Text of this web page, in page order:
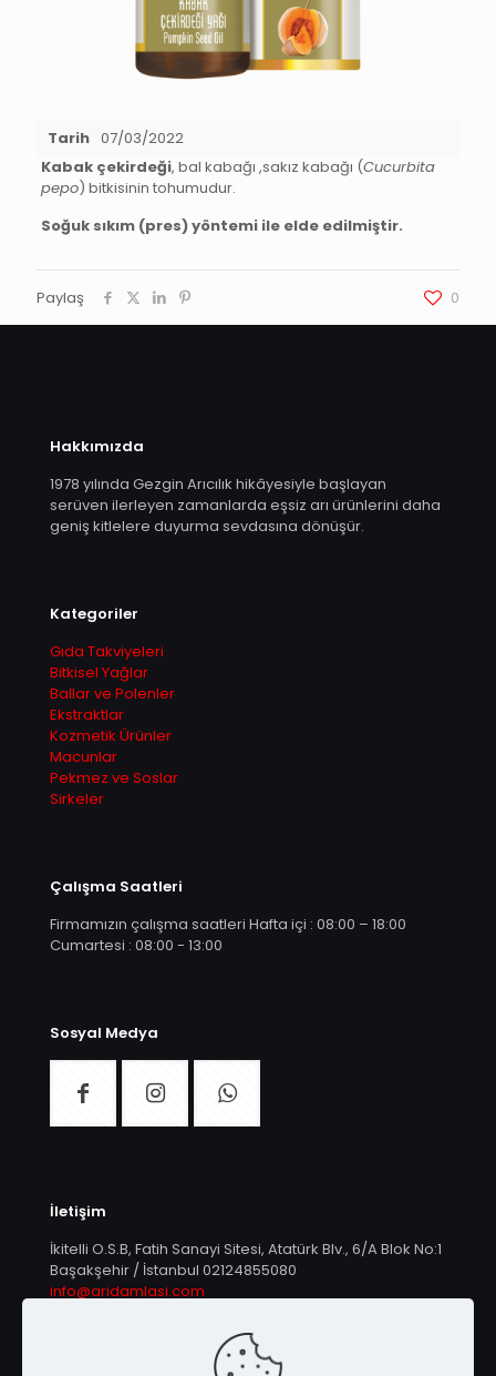
Tarih 07/03/2022
Kabak çekirdeği, bal kabağı ,sakız kabağı (Cucurbita
pepo) bitkisinin tohumudur.
Soğuk sıkım (pres) yöntemi ile elde edilmiştir.
Paylaş 0
Hakkımızda
1978 yılında Gezgin Arıcılık hikâyesiyle başlayan
serüven ilerleyen zamanlarda eşsiz arı ürünlerini daha
geniş kitlelere duyurma sevdasına dönüşür.
Kategoriler
Gıda Takviyeleri
Bitkisel Yağlar
Ballar ve Polenler
Ekstraktlar
Kozmetik Ürünler
Macunlar
Pekmez ve Soslar
Sirkeler
Çalışma Saatleri
Firmamızın çalışma saatleri Hafta içi : 08:00 – 18:00
Cumartesi : 08:00 - 13:00
Sosyal Medya
İletişim
İkitelli O.S.B, Fatih Sanayi Sitesi, Atatürk Blv., 6/A Blok No:1
Başakşehir / İstanbul 02124855080
info@aridamlasi.com